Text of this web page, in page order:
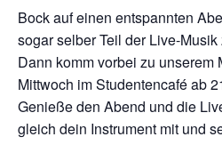
Bock auf einen entspannten
sogar selber Teil der Live-Musik
Dann komm vorbei zu unserem
Mittwoch im Studentencafé ab
Genieße den Abend und die
gleich dein Instrument mit und